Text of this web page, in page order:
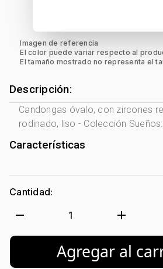
Imagen de referencia
El color puede variar respecto al
El tamaño mostrado no representa el
Descripción:
Candongas óvalo, con zircones
rodinado, liso - Colección Sueños:
Características
Género: Mujer
Tono Metal:
Metal: Plata Ley 925
Diseño
Colección: Sueños
Tipo de Broche: Clip
Piedra central:
Zircón
Cantidad:
remove 1 add
Agregar al